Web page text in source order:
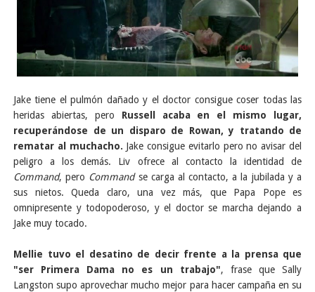
Jake tiene el pulmón dañado y el doctor consigue coser todas las
heridas abiertas, pero Russell acaba en el mismo lugar,
recuperándose de un disparo de Rowan, y tratando de
rematar al muchacho. Jake consigue evitarlo pero no avisar del
peligro a los demás. Liv ofrece al contacto la identidad de
Command, pero Commandse carga al contacto, a la jubilada y a
sus nietos. Queda claro, una vez más, que Papa Pope es
omnipresente y todopoderoso, y el doctor se marcha dejando a
Jake muy tocado.
Mellie tuvo el desatino de decir frente a la prensa que
"ser Primera Dama no es un trabajo", frase que Sally
Langston supo aprovechar mucho mejor para hacer campaña en su